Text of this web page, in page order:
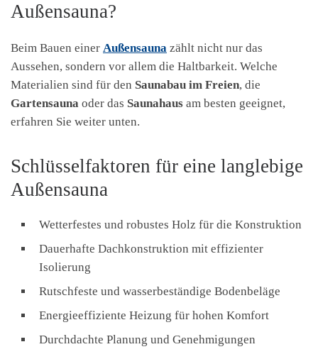
Außensauna?
Beim Bauen einer Außensauna zählt nicht nur das
Aussehen, sondern vor allem die Haltbarkeit. Welche
Materialien sind für den Saunabau im Freien, die
Gartensauna oder das Saunahaus am besten geeignet,
erfahren Sie weiter unten.
Schlüsselfaktoren für eine langlebige
Außensauna
Wetterfestes und robustes Holz für die Konstruktion
Dauerhafte Dachkonstruktion mit effizienter
Isolierung
Rutschfeste und wasserbeständige Bodenbeläge
Energieeffiziente Heizung für hohen Komfort
Durchdachte Planung und Genehmigungen